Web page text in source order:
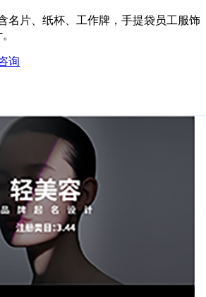
名片、纸杯、工作牌，手提袋员工服饰
询